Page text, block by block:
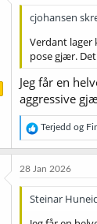
cjohansen
Verdant lager
pose gjær.
Jeg får en
aggressive
R
e
a
j
o
Terjedd og
28 Jan 2026
Steinar